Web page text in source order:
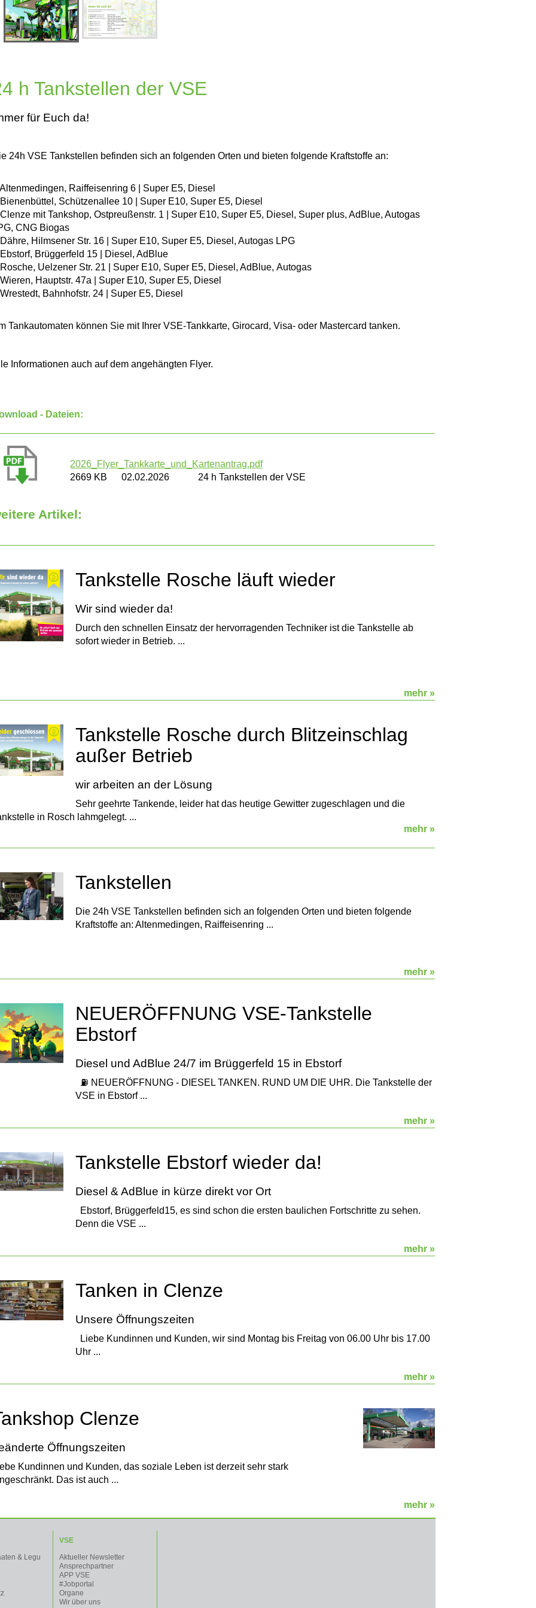
h Tankstellen der VSE
für Euch da!
24h VSE Tankstellen befinden sich an folgenden Orten und bieten folgende Kraftstoffe an:
Raiffeisenring 6 | Super E5, Diesel
Schützenallee 10 | Super E10, Super E5, Diesel
mit Tankshop, Ostpreußenstr. 1 | Super E10, Super E5, Diesel, Super plus, AdBlue, Autogas
CNG Biogas
Hilmsener Str. 16 | Super E10, Super E5, Diesel, Autogas LPG
Brüggerfeld 15 | Diesel, AdBlue
Uelzener Str. 21 | Super E10, Super E5, Diesel, AdBlue, Autogas
Hauptstr. 47a | Super E10, Super E5, Diesel
Bahnhofstr. 24 | Super E5, Diesel
Tankautomaten können Sie mit Ihrer VSE-Tankkarte, Girocard, Visa- oder Mastercard tanken.
Informationen auch auf dem angehängten Flyer.
- Dateien:
2026_Flyer_Tankkarte_und_Kartenantrag.pdf
2669 KB
02.02.2026 24 h Tankstellen der VSE
Artikel:
Tankstelle Rosche läuft wieder
Wir sind wieder da!
Durch den schnellen Einsatz der hervorragenden Techniker ist die Tankstelle ab
sofort wieder in Betrieb. ...
mehr »
Tankstelle Rosche durch Blitzeinschlag
außer Betrieb
wir arbeiten an der Lösung
Sehr geehrte Tankende, leider hat das heutige Gewitter zugeschlagen und die
in Rosch lahmgelegt. ...
mehr »
Tankstellen
Die 24h VSE Tankstellen befinden sich an folgenden Orten und bieten folgende
Kraftstoffe an: Altenmedingen, Raiffeisenring ...
mehr »
NEUERÖFFNUNG VSE-Tankstelle
Ebstorf
Diesel und AdBlue 24/7 im Brüggerfeld 15 in Ebstorf
⛽️ NEUERÖFFNUNG - DIESEL TANKEN. RUND UM DIE UHR. Die Tankstelle der
VSE in Ebstorf ...
mehr »
Tankstelle Ebstorf wieder da!
Diesel & AdBlue in kürze direkt vor Ort
Ebstorf, Brüggerfeld15, es sind schon die ersten baulichen Fortschritte zu sehen.
Denn die VSE ...
mehr »
Tanken in Clenze
Unsere Öffnungszeiten
Liebe Kundinnen und Kunden, wir sind Montag bis Freitag von 06.00 Uhr bis 17.00
Uhr ...
mehr »
Clenze
Öffnungszeiten
Kundinnen und Kunden, das soziale Leben ist derzeit sehr stark
Das ist auch ...
mehr »
& Legu
VSE
Aktueller Newsletter
Ansprechpartner
APP VSE
#Jobportal
Organe
Wir über uns